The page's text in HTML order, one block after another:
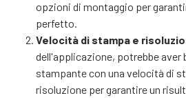
opzioni di montaggio per
perfetto.
Velocità di stampa e
dell'applicazione, potrebbe aver
stampante con una velocità di
risoluzione per garantire un